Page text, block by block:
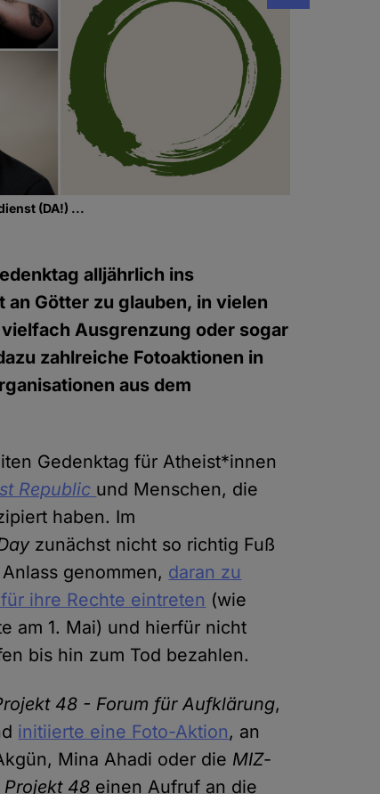
(DA!) ...
alljährlich ins
Götter zu glauben, in vielen
Ausgrenzung oder sogar
zahlreiche Fotoaktionen in
aus dem
Gedenktag für Atheist*innen
Republic und Menschen, die
haben. Im
zunächst nicht so richtig Fuß
genommen, daran zu
ihre Rechte eintreten (wie
am 1. Mai) und hierfür nicht
bis hin zum Tod bezahlen.
48 - Forum für Aufklärung,
initiierte eine Foto-Aktion, an
Mina Ahadi oder die MIZ-
Projekt 48 einen Aufruf an die